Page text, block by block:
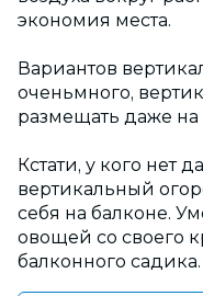
экономия места.
Вариантов
оченьмного,
размещать даже на
Кстати, у кого нет
вертикальный
себя на балконе.
овощей со своего
балконного садика.